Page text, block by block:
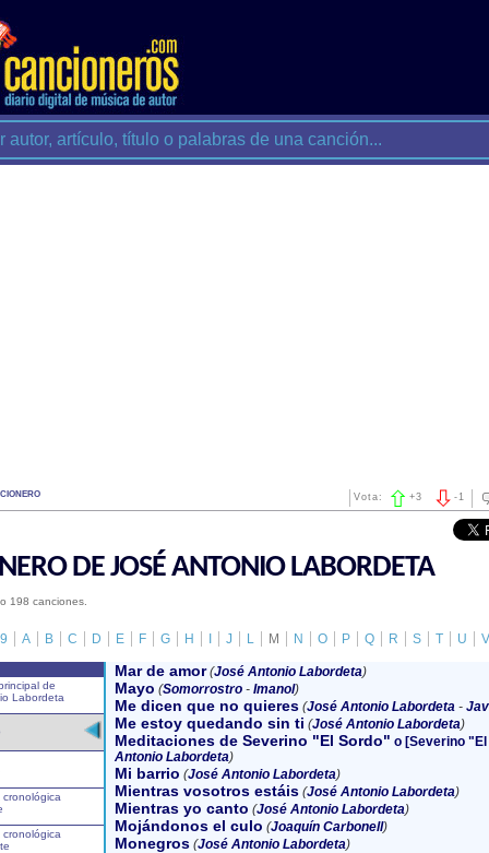
-1
Vota: +3
DE JOSÉ ANTONIO LABORDETA
198 canciones.
9 A B C D E F G H J L M N O P Q R S T U V
de
Labordeta
Mar de amor (José Antonio Labordeta)
Mayo (Somorrostro- Imanol)
Me dicen que no quieres (José Antonio Labordeta-
Me estoy quedando sin ti (José Antonio Labordeta)
Meditaciones de Severino "El Sordo" o [Severino
Antonio Labordeta)
Mi barrio (José Antonio Labordeta)
Mientras vosotros estáis (José Antonio Labordeta)
Mientras yo canto (José Antonio Labordeta)
Mojándonos el culo (Joaquín Carbonell)
Monegros (José Antonio Labordeta)